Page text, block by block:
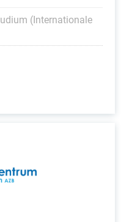
(Internationale